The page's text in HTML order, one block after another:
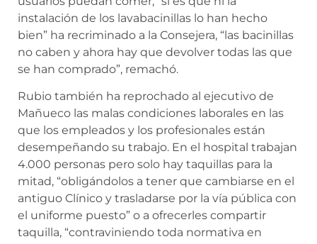
instalación de los lavabacinillas lo han hecho
bien” ha recriminado a la Consejera, “las bacinillas
no caben y ahora hay que devolver todas las que
se han comprado”, remachó.
Rubio también ha reprochado al ejecutivo de
Mañueco las malas condiciones laborales en las
que los empleados y los profesionales están
desempeñando su trabajo. En el hospital trabajan
4.000 personas pero solo hay taquillas para la
mitad, “obligándolos a tener que cambiarse en el
antiguo Clínico y trasladarse por la vía pública con
el uniforme puesto” o a ofrecerles compartir
taquilla, “contraviniendo toda normativa en